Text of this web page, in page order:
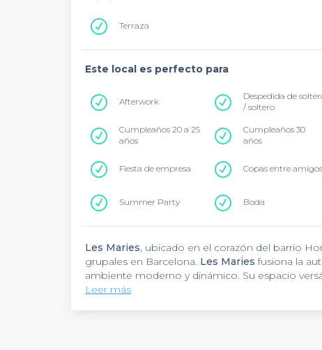
Terraza
Este local es perfecto para
Afterwork
Despedida de
/ soltero
Cumpleaños 20 a 25
años
Cumpleaños 30
años
Fiesta de empresa Copas entre amigos
Summer Party Boda
Les Maries, ubicado en el corazón del barrio
grupales en Barcelona. Les Maries fusiona la
ambiente moderno y dinámico. Su espacio
hasta celebraciones especiales.
Leer más